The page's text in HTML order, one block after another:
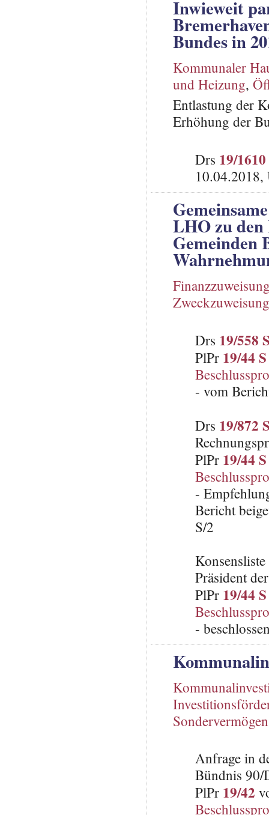
Inwieweit
Bundes in
Kommunaler
und Heizung,
Entlastung der
Erhöhung der
Drs 19/1610
LHO zu den
Gemeinden
Zweckzuweisung
Drs 19/558
PlPr 19/44 S
- vom
Drs 19/872
PlPr 19/44 S
-
Bericht
S/2
Präsident
PlPr 19/44 S
-
Sondervermögen
Anfrage in
Bündnis 90/
PlPr 19/42